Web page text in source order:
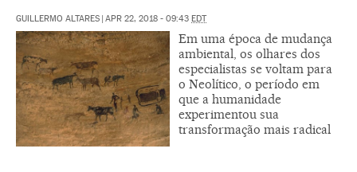
GUILLERMO ALTARES | APR 22, 2018 - 09:43 EDT
Em uma época de mudança
ambiental, os olhares dos
especialistas se voltam para
o Neolítico, o período em
que a humanidade
experimentou sua
transformação mais radical